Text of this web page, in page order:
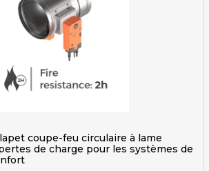
coupe-feu circulaire à lame
de charge pour les systèmes de